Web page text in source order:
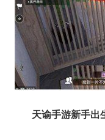
天谕手游新手出